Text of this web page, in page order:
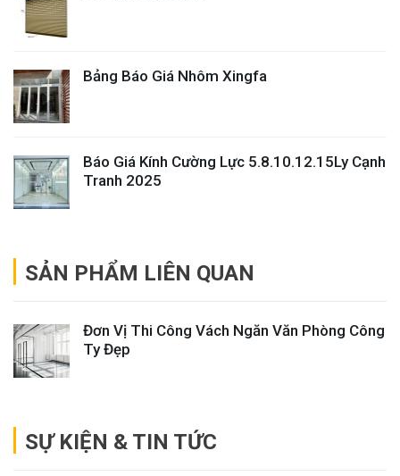
Bảng Báo Giá Nhôm Xingfa
Báo Giá Kính Cường Lực 5.8.10.12.15Ly Cạnh
Tranh 2025
SẢN PHẨM LIÊN QUAN
Đơn Vị Thi Công Vách Ngăn Văn Phòng Công
Ty Đẹp
SỰ KIỆN & TIN TỨC